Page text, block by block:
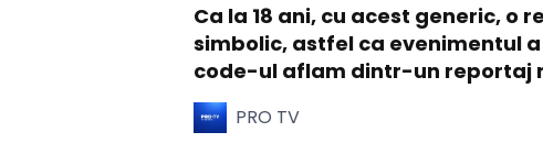
Ca la 18 ani, cu acest generic,
simbolic, astfel ca evenimentul
code-ul aflam dintr-un reportaj
PRO TV